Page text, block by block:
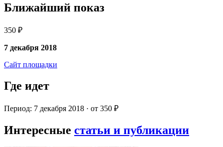
Ближайший показ
350 ₽
7 декабря 2018
Сайт площадки
Где идет
Период: 7 декабря 2018 · от 350 ₽
Интересные статьи и публикации